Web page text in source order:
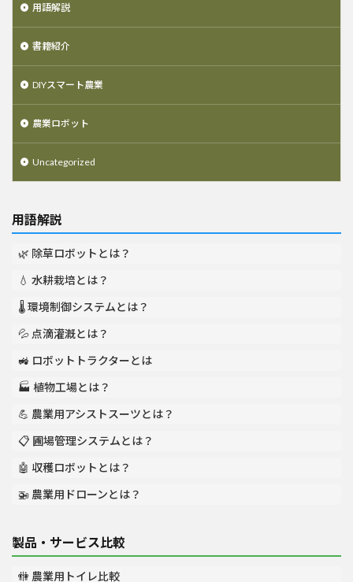
用語解説
書籍紹介
DIYスマート農業
農業ロボット
Uncategorized
用語解説
🌿 除草ロボットとは？
💧 水耕栽培とは？
🌡️ 環境制御システムとは？
💦 点滴灌漑とは？
🚜 ロボットトラクターとは
🏭 植物工場とは？
💪 農業用アシストスーツとは？
📋 圃場管理システムとは？
🤖 収穫ロボットとは？
🚁 農業用ドローンとは？
製品・サービス比較
🚻 農業用トイレ比較